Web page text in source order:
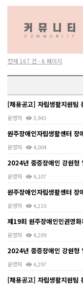
2026년 중증장애
2026년 원주장애
2026년 중증장애
2026년 중증장애인
전체 167 건 - 6 페이지
[채용공고] 자립생활지원팀
운영자 3,943
운영자 4,004
2024년 중증장애인 강원형
운영자 4,107
운영자 4,210
제19회 원주장애인인권영
운영자 4,209
운영자 4,297
[채용공고] 자립생활지원팀